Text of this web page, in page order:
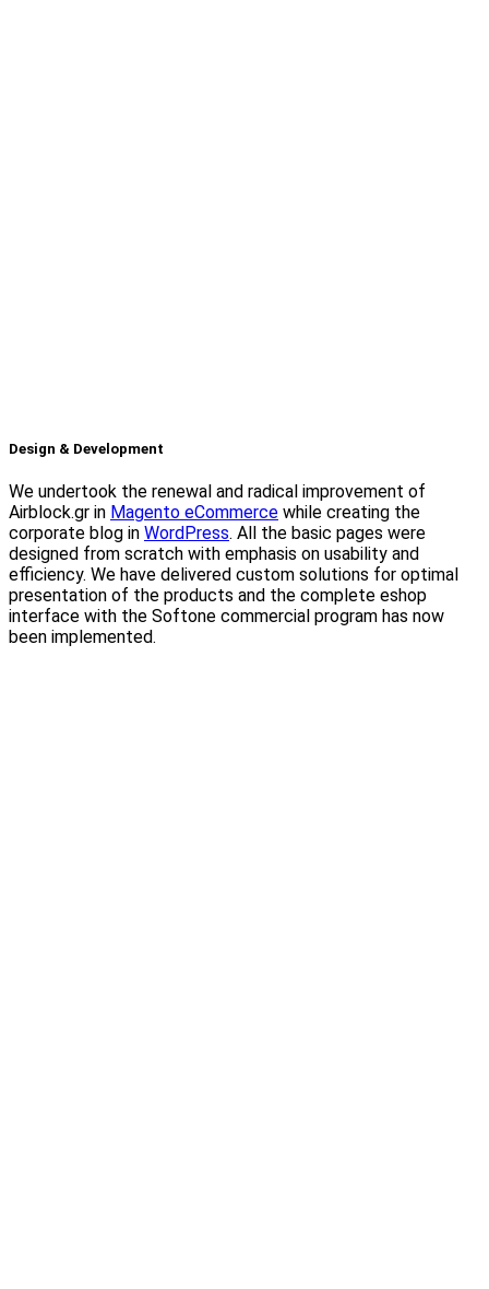
Design & Development
We undertook the renewal and radical improvement of
Airblock.gr in Magento eCommerce while creating the
corporate blog in WordPress. All the basic pages were
designed from scratch with emphasis on usability and
efficiency. We have delivered custom solutions for optimal
presentation of the products and the complete eshop
interface with the Softone commercial program has now
been implemented.